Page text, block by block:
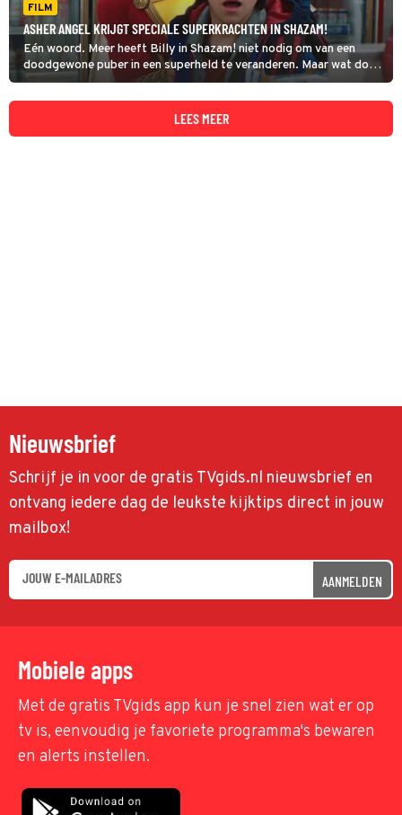
FILM
ASHER ANGEL KRIJGT SPECIALE SUPERKRACHTEN IN SHAZAM!
Eén woord. Meer heeft Billy in Shazam! niet nodig om van een
doodgewone puber in een superheld te veranderen. Maar wat doet
hij met die superkrachten?
LEES MEER
Nieuwsbrief
Schrijf je in voor de gratis TVgids.nl nieuwsbrief en
ontvang iedere dag de leukste kijktips direct in jouw
mailbox!
AANMELDEN
Mobiele apps
Met de gratis TVgids app kun je snel zien wat er op
tv is, eenvoudig je favoriete programma's bewaren
en alerts instellen.